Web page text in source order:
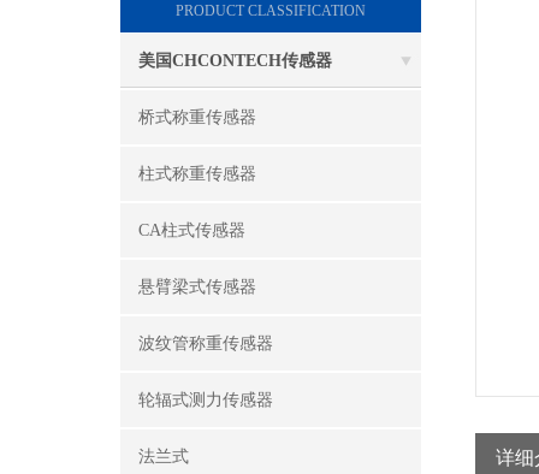
PRODUCT CLASSIFICATION
美国CHCONTECH传感器
桥式称重传感器
柱式称重传感器
CA柱式传感器
悬臂梁式传感器
波纹管称重传感器
轮辐式测力传感器
法兰式 详细